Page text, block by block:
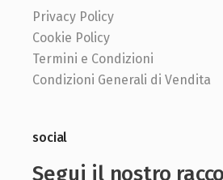
Privacy Policy
Cookie Policy
Termini e Condizioni
Condizioni Generali di Vendita
social
Segui il nostro